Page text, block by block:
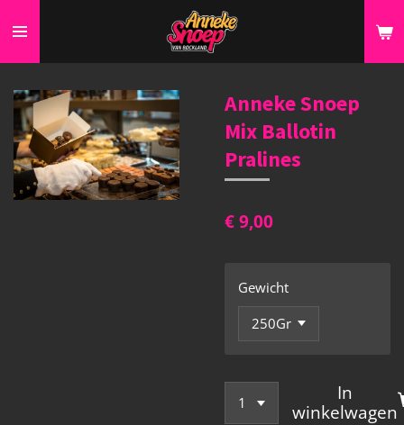
direct
naar
de
hoofdinhoud
Anneke Snoep
Mix Ballotin
Pralines
€ 9,00
Gewicht
In
winkelwagen